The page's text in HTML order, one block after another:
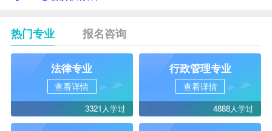
热门专业 报名咨询
法律专业
查看详情
3321人学过
行政管理专业
查看详情
4888人学过